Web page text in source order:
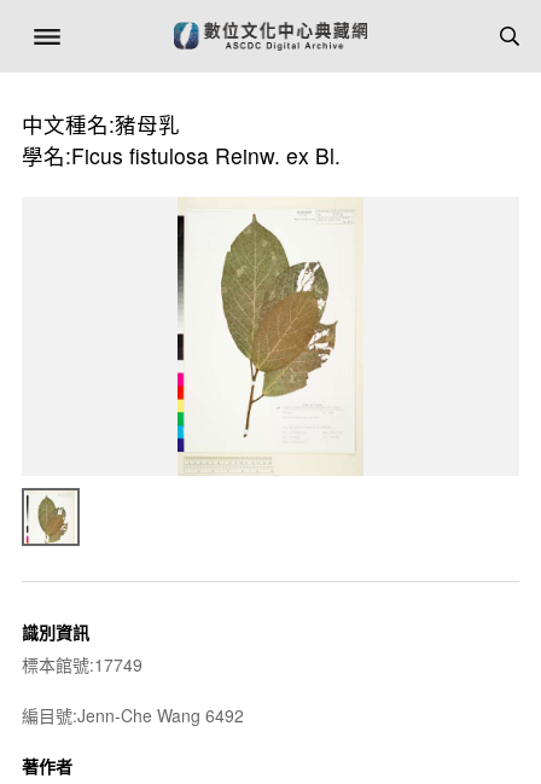
中文種名:豬母乳
學名:Ficus fistulosa Reinw. ex Bl.
識別資訊
標本館號:17749
編目號:Jenn-Che Wang 6492
著作者